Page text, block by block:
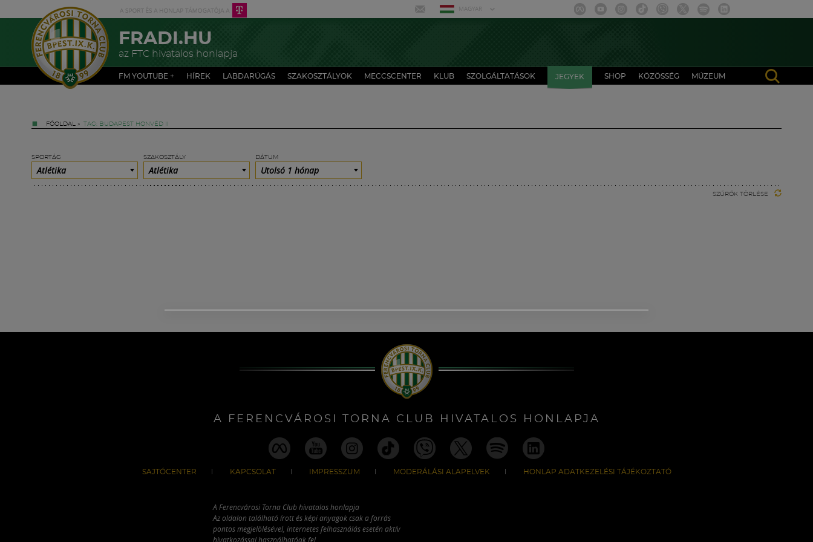
MAGYAR
FRADI.HU
az FTC hivatalos honlapja
FM YOUTUBE + HÍREK LABDARÚGÁS SZAKOSZTÁLYOK MECCSCENTER KLUB SZOLGÁLTATÁSOK JEGYEK SHOP KÖZÖSSÉG MÚZEUM
FŐOLDAL » TAG: BUDAPEST HONVÉD II
SPORTÁG
Atlétika
SZAKOSZTÁLY
Atlétika
DÁTUM
Utolsó 1 hónap
SZŰRŐK TÖRLÉSE
A FERENCVÁROSI TORNA CLUB HIVATALOS HONLAPJA
SAJTÓCENTER KAPCSOLAT IMPRESSZUM MODERÁLÁSI ALAPELVEK HONLAP ADATKEZELÉSI TÁJÉKOZTATÓ
A Ferencvárosi Torna Club hivatalos honlapja
Az oldalon található írott és képi anyagok csak a forrás
pontos megjelölésével, internetes felhasználás esetén aktív
hivatkozással használhatóak fel.